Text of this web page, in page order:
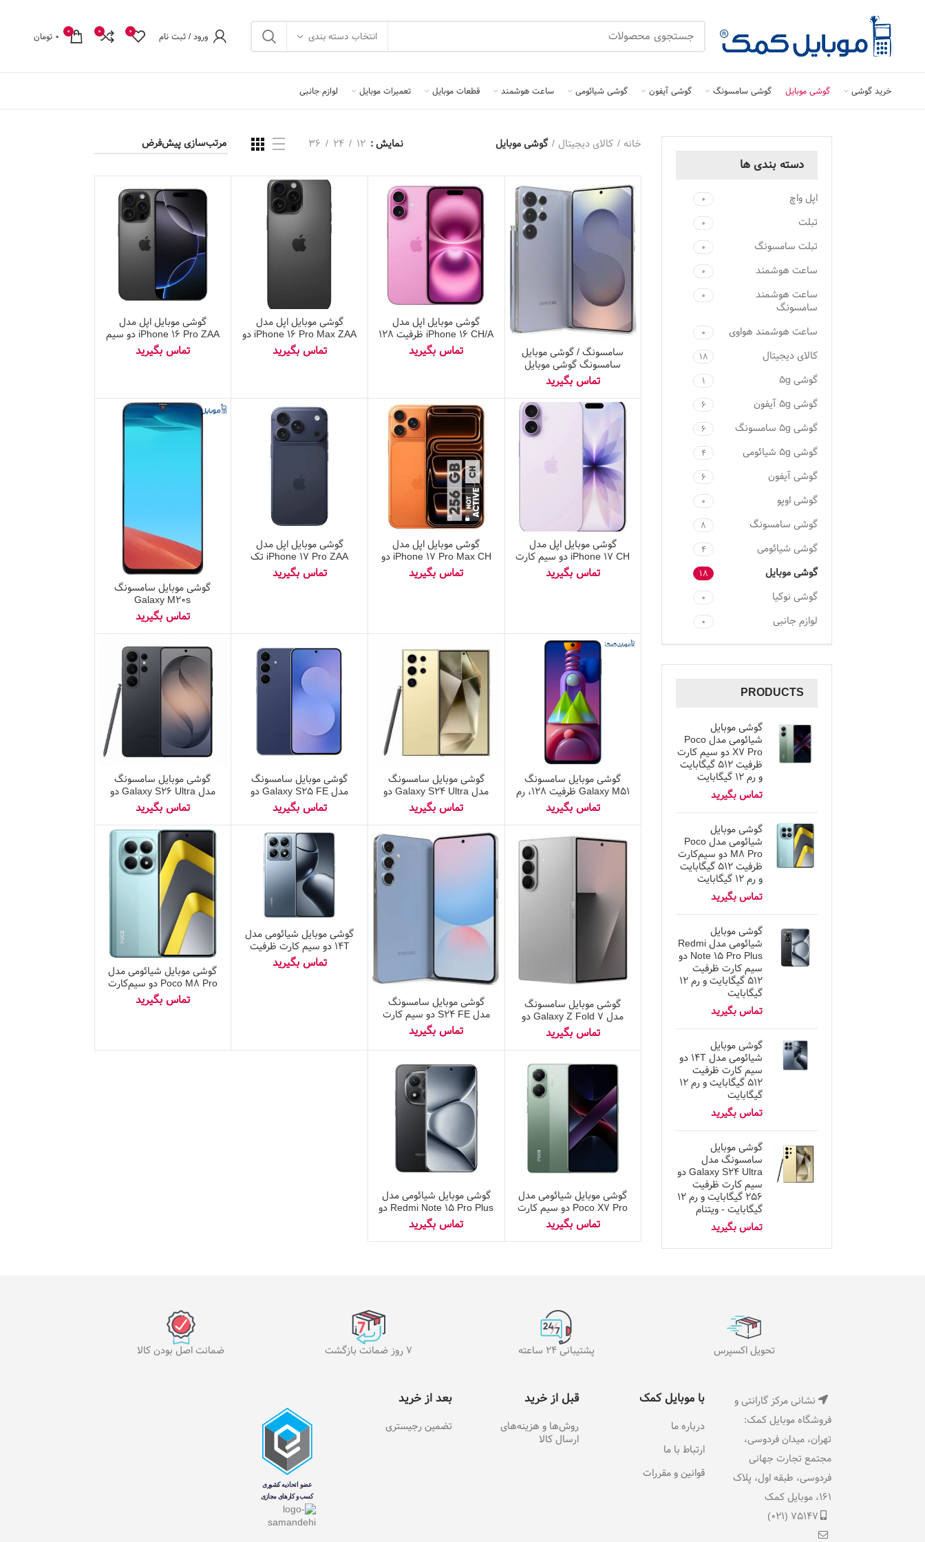
انتخاب دسته بندی ورود / ثبت نام 0
0
0
0 تومان
خرید گوشی گوشی موبایل گوشی سامسونگ گوشی آیفون گوشی شیائومی ساعت هوشمند قطعات موبایل تعمیرات موبایل لوازم جانبی
دسته ‌بندی ها
اپل واچ ۰
تبلت ۰
تبلت سامسونگ ۰
ساعت هوشمند ۰
ساعت هوشمند
سامسونگ
۰
ساعت هوشمند هواوی ۰
کالای دیجیتال ۱۸
گوشی ۵g 1
گوشی ۵g آیفون ۶
گوشی ۵g سامسونگ ۶
گوشی ۵g شیائومی ۴
گوشی آیفون ۶
گوشی اوپو ۰
گوشی سامسونگ ۸
گوشی شیائومی ۴
گوشی موبایل ۱۸
گوشی نوکیا ۰
لوازم جانبی ۰
PRODUCTS
گوشی موبایل
شیائومی مدل Poco
X7 Pro دو سیم کارت
ظرفیت ۵۱۲ گیگابایت
و رم ۱۲ گیگابایت
گوشی موبایل
شیائومی مدل Poco
M8 Pro دو سیم‌کارت
ظرفیت ۵۱۲ گیگابایت
و رم ۱۲ گیگابایت
گوشی موبایل
شیائومی مدل Redmi
Note 15 Pro Plus دو
سیم کارت ظرفیت
۵۱۲ گیگابایت و رم ۱۲
گیگابایت
گوشی موبایل
شیائومی مدل ۱۴T دو
سیم کارت ظرفیت
۵۱۲ گیگابایت و رم ۱۲
گیگابایت
گوشی موبایل
سامسونگ مدل
Galaxy S24 Ultra دو
سیم کارت ظرفیت
۲۵۶ گیگابایت و رم ۱۲
گیگابایت - ویتنام
خانه کالای دیجیتال گوشی موبایل نمایش 12
24
36
سامسونگ / گوشی موبایل
سامسونگ گوشی موبایل
سامسونگ مدل Galaxy S25
Ultra دو سیم کارت ظرفیت
۵۱۲ گیگابایت و رم ۱۲
گیگابایت – پک ویتنام
گوشی موبایل اپل مدل
iPhone 16 CH/A ظرفیت ۱۲۸
گیگابایت رم ۸ گیگابایت
رجیستر شده
گوشی موبایل اپل مدل
iPhone 16 Pro Max ZAA دو
گیگابایت و رم ۸ گیگابایت
گوشی موبایل اپل مدل
iPhone 16 Pro ZAA دو سیم
کارت ظرفیت ۲۵۶ گیگابایت و
رم ۸ گیگابایت
گوشی موبایل اپل مدل
iPhone 17 CH دو سیم کارت
گیگابایت – نات اکتیو
گوشی موبایل اپل مدل
iPhone 17 Pro Max CH دو
گیگابایت و رم ۱۲ گیگابایت –
گوشی موبایل اپل مدل
iPhone 17 Pro ZAA تک
سیم کارت + eSim ظرفیت
گوشی موبایل سامسونگ
Galaxy M20s
گوشی موبایل سامسونگ
Galaxy M51 ظرفیت ۱۲۸، رم
۸
گوشی موبایل سامسونگ
مدل Galaxy S24 Ultra دو
گیگابایت و رم ۱۲ گیگابایت –
ویتنام
گوشی موبایل سامسونگ
مدل Galaxy S25 FE دو
گیگابایت و رم ۸ گیگابایت –
ویتنام
گوشی موبایل سامسونگ
مدل Galaxy S26 Ultra دو
گیگابایت و رم ۱۲ گیگابایت –
ویتنام
گوشی موبایل سامسونگ
مدل Galaxy Z Fold 7 دو
گیگابایت و رم ۱۲ گیگابایت –
ویتنام به همراه شارژر ۴۵
وات سامسونگ
گوشی موبایل سامسونگ
مدل S24 FE دو سیم کارت
گیگابایت – ویتنام
گوشی موبایل شیائومی مدل
۱۴T دو سیم کارت ظرفیت
گیگابایت گوشی موبایل شیائومی مدل
Poco M8 Pro دو سیم‌کارت
گیگابایت
گوشی موبایل شیائومی مدل
Poco X7 Pro دو سیم کارت
گیگابایت
گوشی موبایل شیائومی مدل
Redmi Note 15 Pro Plus دو
گیگابایت و رم ۱۲ گیگابایت
تحویل اکسپرس پشتیبانی 24 ساعته 7 روز ضمانت بازگشت ضمانت اصل بودن کالا
نشانی مرکز گارانتی و
فروشگاه موبایل کمک:
تهران، میدان فردوسی،
مجتمع تجارت جهانی
فردوسی، طبقه اول، پلاک
١۶١، موبایل کمک
75147 (021)
با موبایل کمک
درباره ما
ارتباط با ما
قوانین و مقررات
قبل از خرید
روش‌ها و هزینه‌های
ارسال کالا
بعد از خرید
تضمین رجیستری